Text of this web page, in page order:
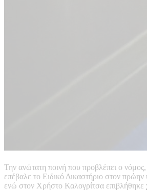
Την ανώτατη ποινή που προβλέπει ο νόμος,
επέβαλε το Ειδικό Δικαστήριο στον
ενώ στον Χρήστο Καλογρίτσα επιβλήθηκε